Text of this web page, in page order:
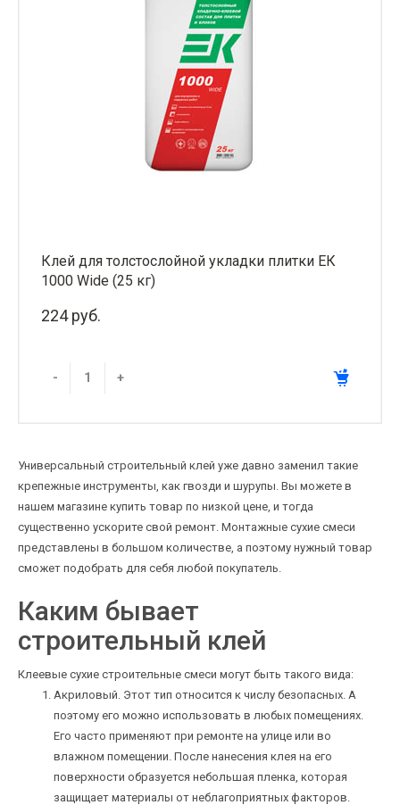
Клей для толстослойной укладки плитки ЕК
1000 Wide (25 кг)
224 руб.
- +
Универсальный строительный клей уже давно заменил такие
крепежные инструменты, как гвозди и шурупы. Вы можете в
нашем магазине купить товар по низкой цене, и тогда
существенно ускорите свой ремонт. Монтажные сухие смеси
представлены в большом количестве, а поэтому нужный товар
сможет подобрать для себя любой покупатель.
Каким бывает
строительный клей
Клеевые сухие строительные смеси могут быть такого вида:
Акриловый. Этот тип относится к числу безопасных. А
поэтому его можно использовать в любых помещениях.
Его часто применяют при ремонте на улице или во
влажном помещении. После нанесения клея на его
поверхности образуется небольшая пленка, которая
защищает материалы от неблагоприятных факторов.